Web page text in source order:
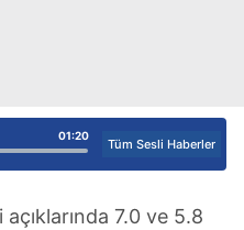
01:20
Tüm Sesli Haberler
7.0 ve 5.8